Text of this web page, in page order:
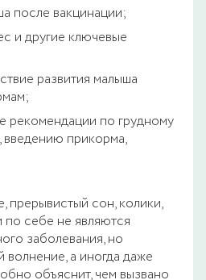
после вакцинации;
и другие ключевые
развития малыша
рекомендации по грудному
введению прикорма,
прерывистый сон, колики,
себе не являются
заболевания, но
а иногда даже
объяснит, чем вызвано